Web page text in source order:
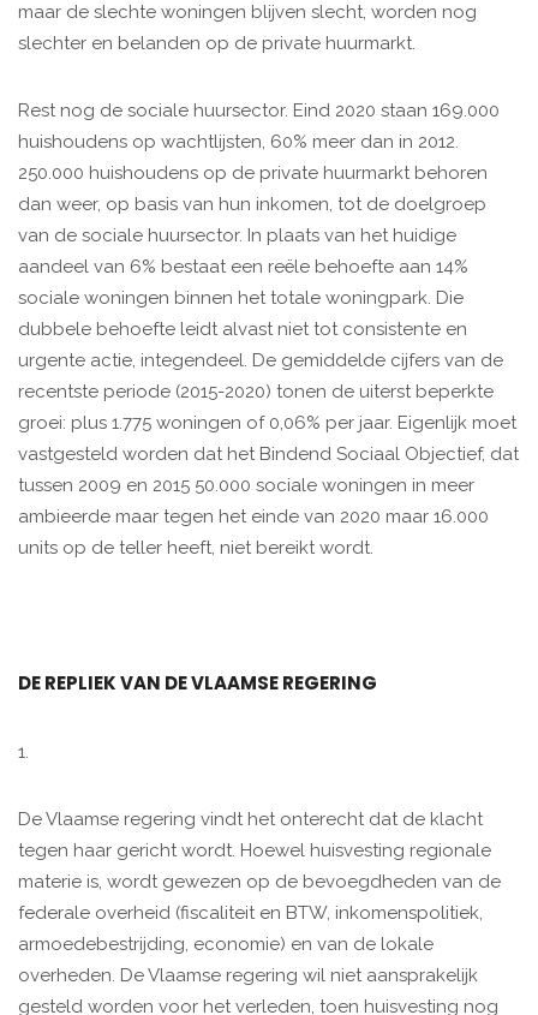
maar de slechte woningen blijven slecht, worden nog
slechter en belanden op de private huurmarkt.
Rest nog de sociale huursector. Eind 2020 staan 169.000
huishoudens op wachtlijsten, 60% meer dan in 2012.
250.000 huishoudens op de private huurmarkt behoren
dan weer, op basis van hun inkomen, tot de doelgroep
van de sociale huursector. In plaats van het huidige
aandeel van 6% bestaat een reële behoefte aan 14%
sociale woningen binnen het totale woningpark. Die
dubbele behoefte leidt alvast niet tot consistente en
urgente actie, integendeel. De gemiddelde cijfers van de
recentste periode (2015-2020) tonen de uiterst beperkte
groei: plus 1.775 woningen of 0,06% per jaar. Eigenlijk moet
vastgesteld worden dat het Bindend Sociaal Objectief, dat
tussen 2009 en 2015 50.000 sociale woningen in meer
ambieerde maar tegen het einde van 2020 maar 16.000
units op de teller heeft, niet bereikt wordt.
DE REPLIEK VAN DE VLAAMSE REGERING
1.
De Vlaamse regering vindt het onterecht dat de klacht
tegen haar gericht wordt. Hoewel huisvesting regionale
materie is, wordt gewezen op de bevoegdheden van de
federale overheid (fiscaliteit en BTW, inkomenspolitiek,
armoedebestrijding, economie) en van de lokale
overheden. De Vlaamse regering wil niet aansprakelijk
gesteld worden voor het verleden, toen huisvesting nog